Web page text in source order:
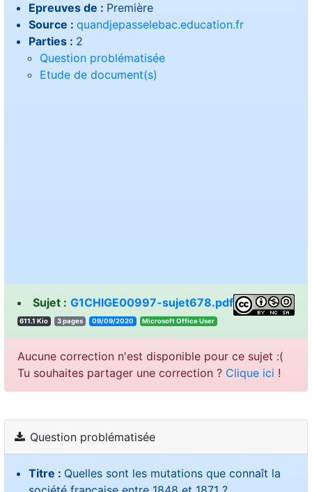
Epreuves de : Première
Source : quandjepasselebac.education.fr
Parties : 2
Question problématisée
Etude de document(s)
Sujet : G1CHIGE00997-sujet678.pdf
611.1 Kio 3 pages 09/09/2020 resU eciffO tfosorciM
Aucune correction n'est disponible pour ce sujet :(
Tu souhaites partager une correction ? Clique ici !
Question problématisée
Titre : Quelles sont les mutations que connaît la